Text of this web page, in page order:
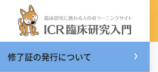
メインコンテンツへスキップする
修了証の発行について